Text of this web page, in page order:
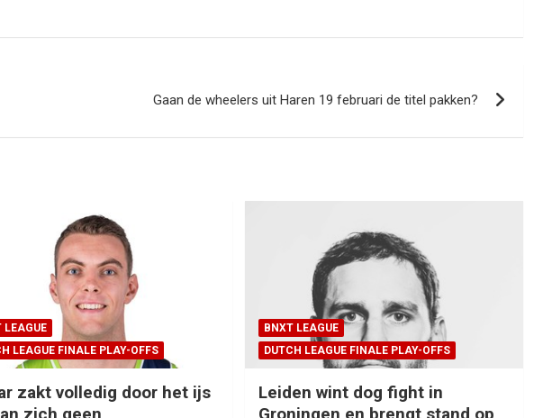
Gaan de wheelers uit Haren 19 februari de titel pakken?
LEAGUE
LEAGUE FINALE PLAY-OFFS
zakt volledig door het ijs
zich geen
BNXT LEAGUE
DUTCH LEAGUE FINALE PLAY-OFFS
Leiden wint dog fight in
Groningen en brengt stand op